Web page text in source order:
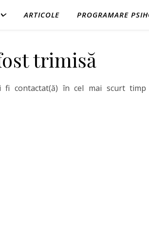
ARTICOLE PROGRAMARE
trimisă
fi contactat(ă) în cel mai scurt